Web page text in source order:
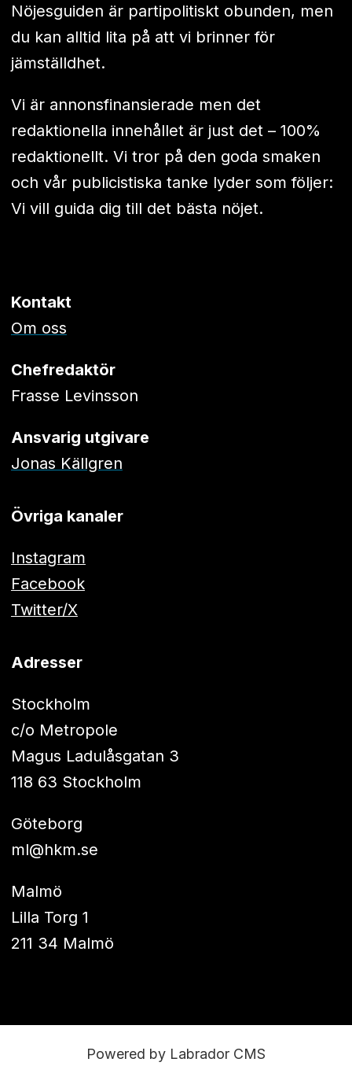
Nöjesguiden är partipolitiskt obunden, men
du kan alltid lita på att vi brinner för
jämställdhet.
Vi är annonsfinansierade men det
redaktionella innehållet är just det – 100%
redaktionellt. Vi tror på den goda smaken
och vår publicistiska tanke lyder som följer:
Vi vill guida dig till det bästa nöjet.
Kontakt
Om oss
Chefredaktör
Frasse Levinsson
Ansvarig utgivare
Jonas Källgren
Övriga kanaler
Instagram
Facebook
Twitter/X
Adresser
Stockholm
c/o Metropole
Magus Ladulåsgatan 3
118 63 Stockholm
Göteborg
ml@hkm.se
Malmö
Lilla Torg 1
211 34 Malmö
Powered by Labrador CMS